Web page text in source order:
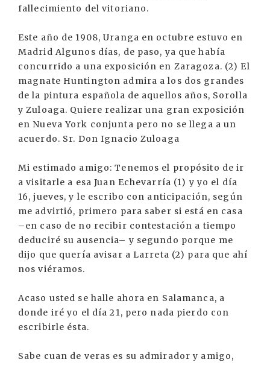
fallecimiento del vitoriano.
Este año de 1908, Uranga en octubre estuvo en
Madrid Algunos días, de paso, ya que había
concurrido a una exposición en Zaragoza. (2) El
magnate Huntington admira a los dos grandes
de la pintura española de aquellos años, Sorolla
y Zuloaga. Quiere realizar una gran exposición
en Nueva York conjunta pero no se llega a un
acuerdo. Sr. Don Ignacio Zuloaga
Mi estimado amigo: Tenemos el propósito de ir
a visitarle a esa Juan Echevarría (1) y yo el día
16, jueves, y le escribo con anticipación, según
me advirtió, primero para saber si está en casa
–en caso de no recibir contestación a tiempo
deduciré su ausencia– y segundo porque me
dijo que quería avisar a Larreta (2) para que ahí
nos viéramos.
Acaso usted se halle ahora en Salamanca, a
donde iré yo el día 21, pero nada pierdo con
escribirle ésta.
Sabe cuan de veras es su admirador y amigo,